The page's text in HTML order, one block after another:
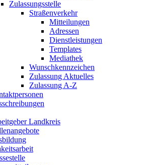
Zulassungsstelle
Straßenverkehr
Mitteilungen
Adressen
Dienstleistungen
Templates
Mediathek
Wunschkennzeichen
Zulassung Aktuelles
Zulassung A-Z
Landkreis